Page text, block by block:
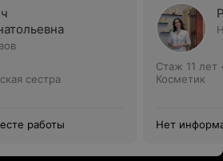
сестра
работы
Стаж 11 лет
Косметик
Нет